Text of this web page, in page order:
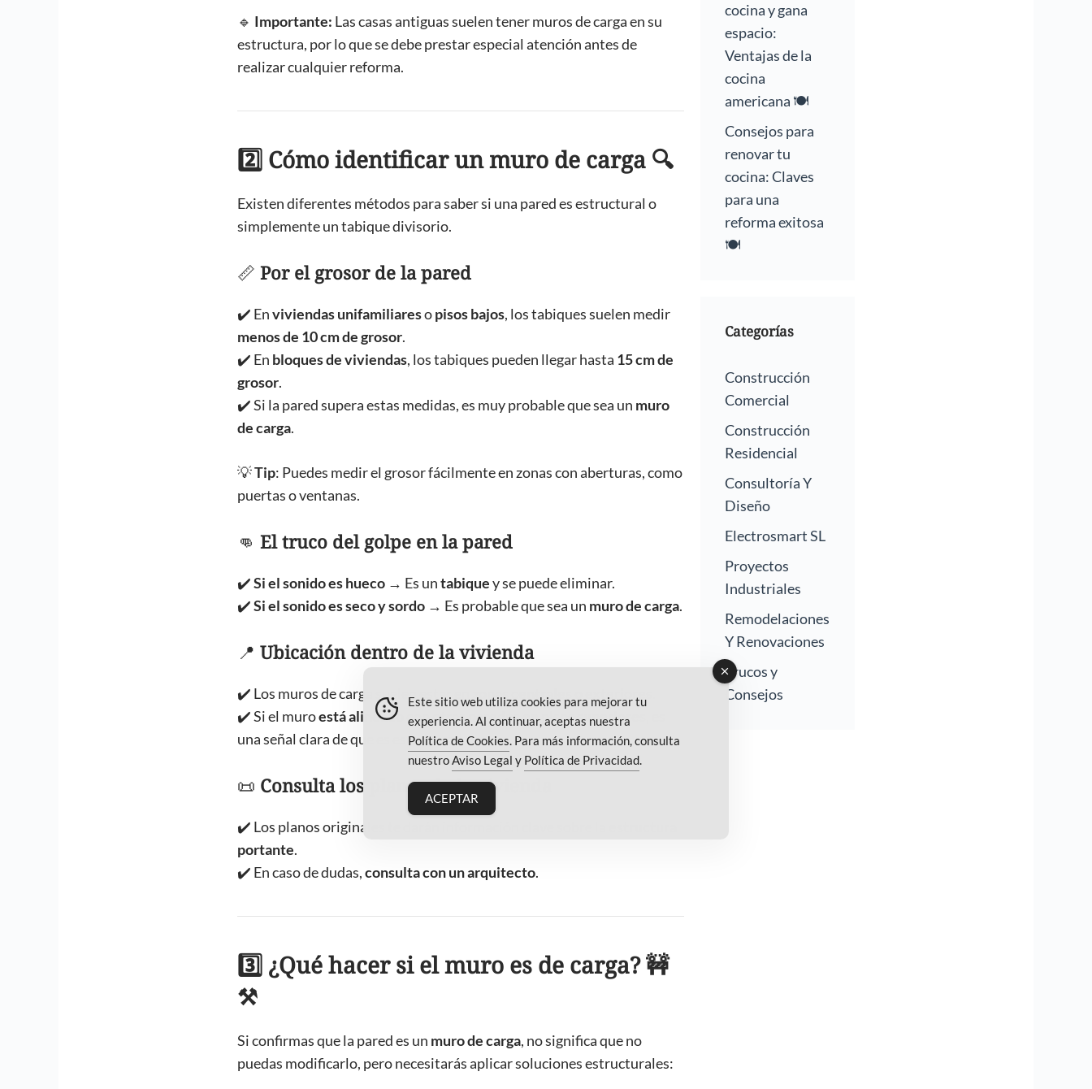
🔹 Importante: Las casas antiguas suelen tener muros de carga en su
estructura, por lo que se debe prestar especial atención antes de
realizar cualquier reforma.
2️⃣ Cómo identificar un muro de carga 🔍
Existen diferentes métodos para saber si una pared es estructural o
simplemente un tabique divisorio.
📏 Por el grosor de la pared
✔️ Enviviendas unifamiliaresopisos bajos, los tabiques suelen medir
menos de 10 cm de grosor.
✔️ En bloques de viviendas, los tabiques pueden llegar hasta 15 cm de
grosor.
✔️ Si la pared supera estas medidas, es muy probable que sea un muro
de carga.
💡Tip: Puedes medir el grosor fácilmente en zonas con aberturas, como
puertas o ventanas.
👊 El truco del golpe en la pared
✔️Si el sonido es hueco → Es untabiquey se puede eliminar.
✔️Si el sonido es seco y sordo → Es probable que sea un muro de carga.
📍 Ubicación dentro de la vivienda
✔️ Los muros de carga suelen estar en zonas centrales o exteriores
✔️ Si el muroestá alineado con otras paredes en pisos superiores
una señal clara de que es estructural.
📜 Consulta los planos de la vivienda
✔️ Los planos originales te darán información clave sobre la
portante.
✔️ En caso de dudas,consulta con un arquitecto.
3️⃣ ¿Qué hacer si el muro es de carga? 🚧
⚒️
Si confirmas que la pared es un muro de carga, no significa que no
puedas modificarlo, pero necesitarás aplicar soluciones estructurales:
cocina y gana
espacio:
Ventajas de la
cocina
americana 🍽️
Consejos para
renovar tu
cocina: Claves
para una
reforma exitosa
🍽️
Categorías
Construcción
Comercial
Construcción
Residencial
Consultoría Y
Diseño
Electrosmart SL
Proyectos
Industriales
Remodelaciones
Y Renovaciones
Trucos y
Consejos
Este sitio web utiliza cookies para mejorar tu
experiencia. Al continuar, aceptas nuestra
Política de Cookies . Para más información, consulta
nuestro Aviso Legal y Política de Privacidad
ACEPTAR